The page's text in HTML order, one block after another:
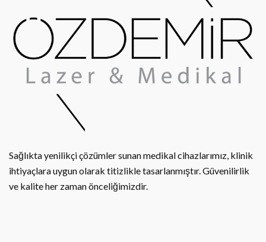
Sağlıkta yenilikçi çözümler sunan medikal cihazlarımız, klinik
ihtiyaçlara uygun olarak titizlikle tasarlanmıştır. Güvenilirlik
ve kalite her zaman önceliğimizdir.